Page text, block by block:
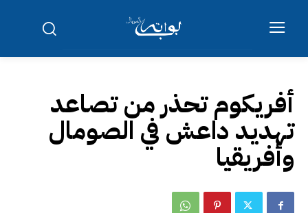
أفريكوم تحذر من تصاعد
تهديد داعش في الصومال
وأفريقيا